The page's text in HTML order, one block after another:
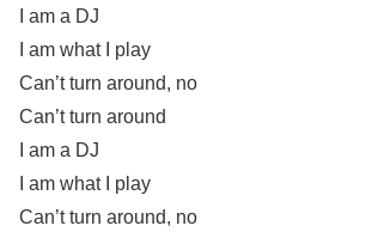
I am a DJ
I am what I play
Can’t turn around, no
Can’t turn around
I am a DJ
I am what I play
Can’t turn around, no